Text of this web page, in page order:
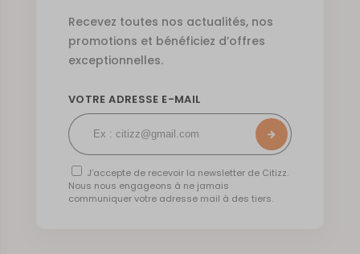
Recevez toutes nos actualités, nos
promotions et bénéficiez d’offres
exceptionnelles.
VOTRE ADRESSE E-MAIL
J’accepte de recevoir la newsletter de Citizz.
Nous nous engageons à ne jamais
communiquer votre adresse mail à des tiers.